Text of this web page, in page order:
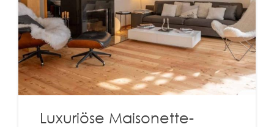
Luxuriöse Maisonette-